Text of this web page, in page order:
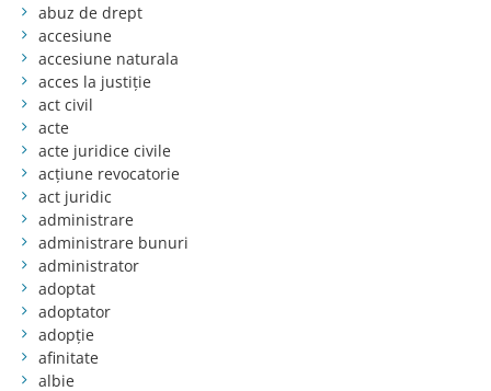
abuz de drept
accesiune
accesiune naturala
acces la justiție
act civil
acte
acte juridice civile
acțiune revocatorie
act juridic
administrare
administrare bunuri
administrator
adoptat
adoptator
adopție
afinitate
albie